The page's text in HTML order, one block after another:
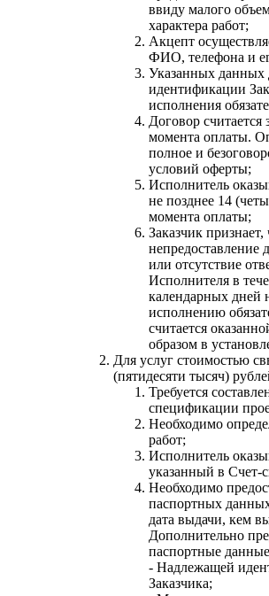
ввиду малого
характера работ;
Акцепт
ФИО, телефона и
Указанных данных
идентификации
исполнения
Договор
момента оплаты.
полное и
условий оферты;
Исполнитель
не позднее 14
момента оплаты;
Заказчик признает,
непредоставление
или отсутствие
Исполнителя в
календарных дней
исполнению
считается
образом в
Для услуг стоимостью
(пятидесяти тысяч)
Требуется
спецификации
Необходимо
работ;
Исполнитель
указанный в Счет-
Необходимо
паспортных
дата выдачи, кем
Дополнительно
паспортные
- Надлежащей
Заказчика;